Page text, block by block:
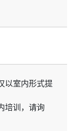
以室内形式提
培训，请询